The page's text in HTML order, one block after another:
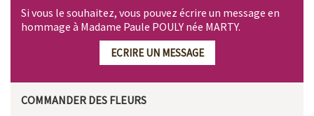
Si vous le souhaitez, vous pouvez écrire un message en
hommage à Madame Paule POULY née MARTY.
ECRIRE UN MESSAGE
COMMANDER DES FLEURS